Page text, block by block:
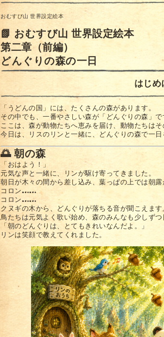
おむすび山 世界設定絵本
📗 おむすび山 世界設定絵本
第二章（前編）
どんぐりの森の一日
はじめ
「うどんの国」には、たくさんの森があります。
その中でも、一番やさしい森が「どんぐりの森」で
ここは、森が動物たちへ恵みを届け、動物たちは
今日は、リスのリンと一緒に、どんぐりの森で一日
🌅 朝の森
「おはよう！」
元気な声と一緒に、リンが駆け寄ってきました。
朝日が木々の間から差し込み、葉っぱの上では朝露
コロン……
コロン……
クヌギの木から、どんぐりが落ちる音が聞こえます
鳥たちは元気よく歌い始め、森のみんなも少しずつ
「朝のどんぐりは、とてもきれいなんだよ。」
リンは笑顔で教えてくれました。